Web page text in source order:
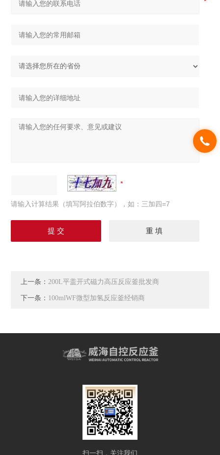
请输入计算结果（填写阿拉伯数字），如：三加四=7
上一条： 200L平盖开式磁力高压反应釜批发商
下一条： 100mlWF微型加氢反应釜经销商
扫一扫，关注我们